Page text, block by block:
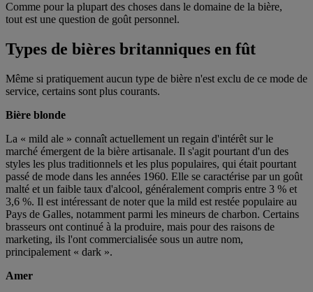
Comme pour la plupart des choses dans le domaine de la bière,
tout est une question de goût personnel.
Types de bières britanniques en fût
Même si pratiquement aucun type de bière n'est exclu de ce mode de
service, certains sont plus courants.
Bière blonde
La « mild ale » connaît actuellement un regain d'intérêt sur le
marché émergent de la bière artisanale. Il s'agit pourtant d'un des
styles les plus traditionnels et les plus populaires, qui était pourtant
passé de mode dans les années 1960. Elle se caractérise par un goût
malté et un faible taux d'alcool, généralement compris entre 3 % et
3,6 %. Il est intéressant de noter que la mild est restée populaire au
Pays de Galles, notamment parmi les mineurs de charbon. Certains
brasseurs ont continué à la produire, mais pour des raisons de
marketing, ils l'ont commercialisée sous un autre nom,
principalement « dark ».
Amer